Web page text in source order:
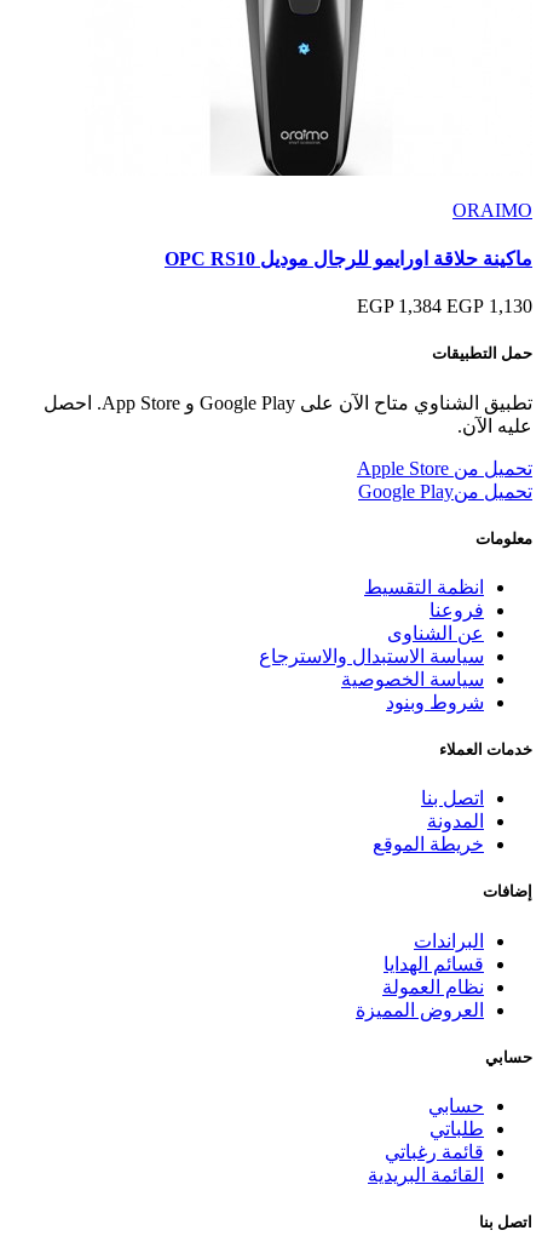
ORAIMO
ماكينة حلاقة اورايمو للرجال موديل OPC RS10
1,130 EGP
1,384 EGP
حمل التطبيقات
تطبيق الشناوي متاح الآن على Google Play و App Store. احصل
عليه الآن.
تحميل من Apple Store
تحميل منGoogle Play
معلومات
انظمة التقسيط
فروعنا
عن الشناوى
سياسة الاستبدال والاسترجاع
سياسة الخصوصية
شروط وبنود
خدمات العملاء
اتصل بنا
المدونة
خريطة الموقع
إضافات
البراندات
قسائم الهدايا
نظام العمولة
العروض المميزة
حسابي
حسابي
طلباتي
قائمة رغباتي
القائمة البريدية
اتصل بنا